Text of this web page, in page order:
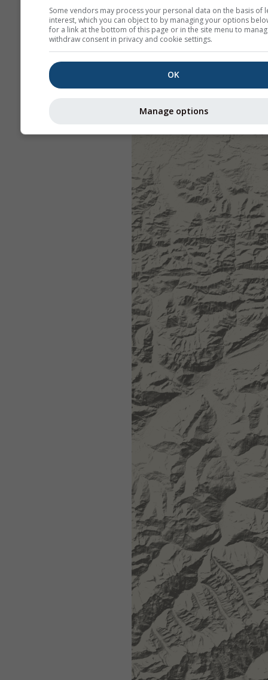
Some vendors may process your personal data on the basis of
interest, which you can object to by managing your options
for a link at the bottom of this page or in the site menu to
withdraw consent in privacy and cookie settings.
OK
Manage options